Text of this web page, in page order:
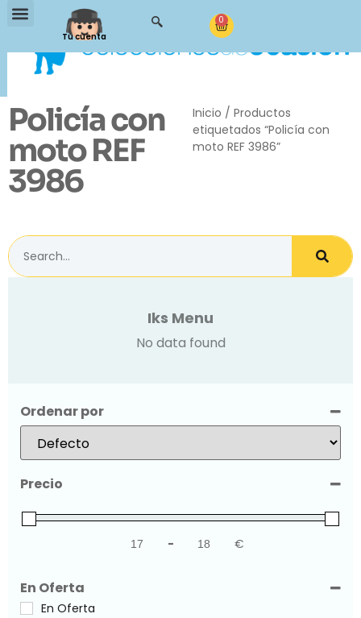
Tu cuenta
0
Policía con
moto REF
3986
Inicio / Productos
etiquetados “Policía con
moto REF 3986”
Iks Menu
No data found
Ordenar por
Sort Products
Precio
Minimum Price
- Maximum Price
€
En Oferta
En Oferta